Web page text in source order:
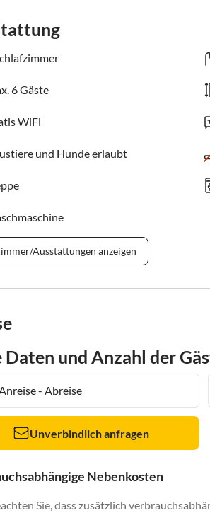
6 Gäste
WiFi
und Hunde erlaubt
Ausstattungen anzeigen
und Anzahl der
- Abreise
Unverbindlich anfragen
Nebenkosten
Sie, dass zusätzlich